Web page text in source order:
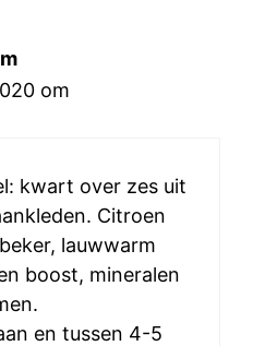
om
kwart over zes uit
Citroen
lauwwarm
boost, mineralen
en tussen 4-5